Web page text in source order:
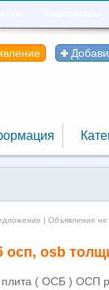
| Объявление не
осп, osb
плита ( ОСБ ) ОСП